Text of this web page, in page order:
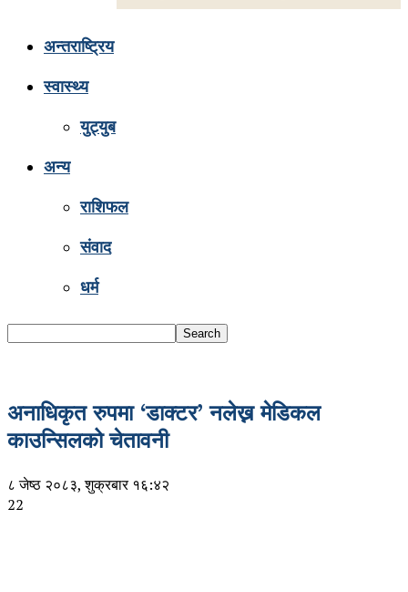
अन्तराष्ट्रिय
स्वास्थ्य
युट्युब
अन्य
राशिफल
संवाद
धर्म
अनाधिकृत रुपमा ‘डाक्टर’ नलेख्न मेडिकल
काउन्सिलको चेतावनी
८ जेष्ठ २०८३, शुक्रबार १६:४२
22